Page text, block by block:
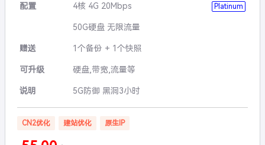
配置 4核 4G 20Mbps Platinum
50G硬盘 无限流量
赠送 1个备份 + 1个快照
可升级 硬盘,带宽,流量等
说明 5G防御 黑洞3小时
CN2优化 建站优化 原生IP